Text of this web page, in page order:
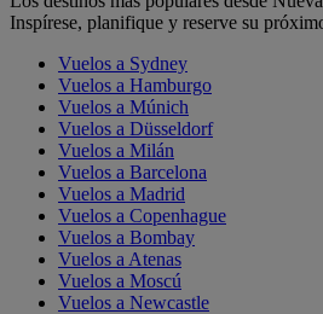
Inspírese, planifique y reserve su
Vuelos a Sydney
Vuelos a Hamburgo
Vuelos a Múnich
Vuelos a Düsseldorf
Vuelos a Milán
Vuelos a Barcelona
Vuelos a Madrid
Vuelos a Copenhague
Vuelos a Bombay
Vuelos a Atenas
Vuelos a Moscú
Vuelos a Newcastle